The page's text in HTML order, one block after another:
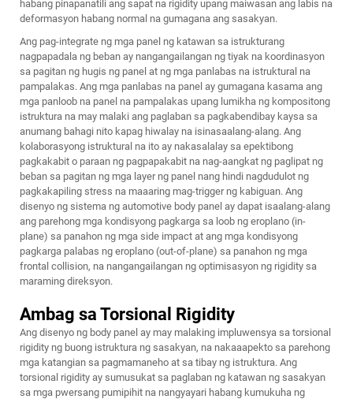
habang pinapanatili ang sapat na rigidity upang maiwasan ang labis na
deformasyon habang normal na gumagana ang sasakyan.
Ang pag-integrate ng mga panel ng katawan sa istrukturang
nagpapadala ng beban ay nangangailangan ng tiyak na koordinasyon
sa pagitan ng hugis ng panel at ng mga panlabas na istruktural na
pampalakas. Ang mga panlabas na panel ay gumagana kasama ang
mga panloob na panel na pampalakas upang lumikha ng kompositong
istruktura na may malaki ang paglaban sa pagkabendibay kaysa sa
anumang bahagi nito kapag hiwalay na isinasaalang-alang. Ang
kolaborasyong istruktural na ito ay nakasalalay sa epektibong
pagkakabit o paraan ng pagpapakabit na nag-aangkat ng paglipat ng
beban sa pagitan ng mga layer ng panel nang hindi nagdudulot ng
pagkakapiling stress na maaaring mag-trigger ng kabiguan. Ang
disenyo ng sistema ng automotive body panel ay dapat isaalang-alang
ang parehong mga kondisyong pagkarga sa loob ng eroplano (in-
plane) sa panahon ng mga side impact at ang mga kondisyong
pagkarga palabas ng eroplano (out-of-plane) sa panahon ng mga
frontal collision, na nangangailangan ng optimisasyon ng rigidity sa
maraming direksyon.
Ambag sa Torsional Rigidity
Ang disenyo ng body panel ay may malaking impluwensya sa torsional
rigidity ng buong istruktura ng sasakyan, na nakaaapekto sa parehong
mga katangian sa pagmamaneho at sa tibay ng istruktura. Ang
torsional rigidity ay sumusukat sa paglaban ng katawan ng sasakyan
sa mga pwersang pumipihit na nangyayari habang kumukuha ng